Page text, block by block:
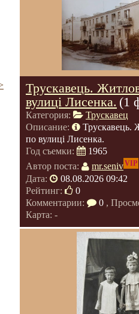
Трускавець.
вулиці Лисенка. (1
Категория:
Трускавец
Описание:
Трускавець.
по вулиці Лисенка.
Год съемки:
1965
Автор поста:
mr.senivVIP
Дата:
08.08.2026 09:42
Рейтинг:
0
Комментарии:
0 ,
Карта: -